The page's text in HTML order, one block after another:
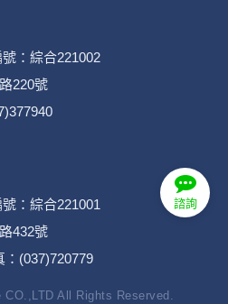
諮詢
：綜合221002
220號
：綜合221001
432號
(037)720779
All Rights Reserved.